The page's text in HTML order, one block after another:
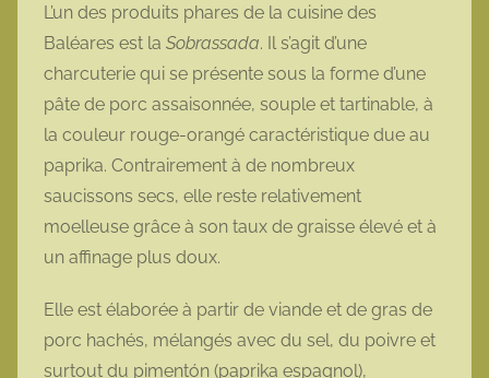
L’un des produits phares de la cuisine des
Baléares est la Sobrassada. Il s’agit d’une
charcuterie qui se présente sous la forme d’une
pâte de porc assaisonnée, souple et tartinable, à
la couleur rouge-orangé caractéristique due au
paprika. Contrairement à de nombreux
saucissons secs, elle reste relativement
moelleuse grâce à son taux de graisse élevé et à
un affinage plus doux.
Elle est élaborée à partir de viande et de gras de
porc hachés, mélangés avec du sel, du poivre et
surtout du pimentón (paprika espagnol),